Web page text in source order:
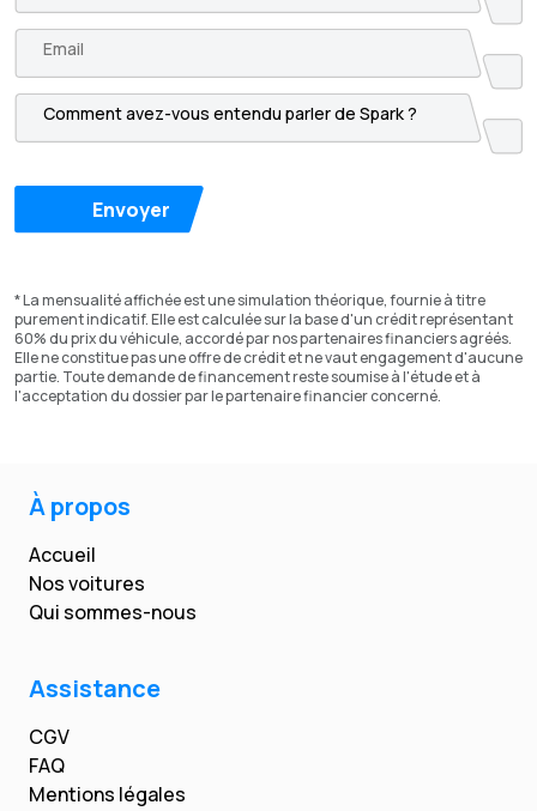
Envoyer
* La mensualité affichée est une simulation théorique, fournie à titre
purement indicatif. Elle est calculée sur la base d'un crédit représentant
60% du prix du véhicule, accordé par nos partenaires financiers agréés.
Elle ne constitue pas une offre de crédit et ne vaut engagement d'aucune
partie. Toute demande de financement reste soumise à l'étude et à
l'acceptation du dossier par le partenaire financier concerné.
À propos
Accueil
Nos voitures
Qui sommes-nous
Assistance
CGV
FAQ
Mentions légales